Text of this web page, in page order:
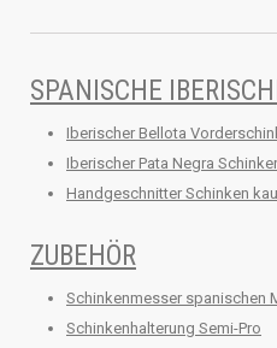
SPANISCHE
Iberischer Bellota
Iberischer Pata Negra
Handgeschnitter Schinken
ZUBEHÖR
Schinkenmesser spanischen
Schinkenhalterung Semi-Pro